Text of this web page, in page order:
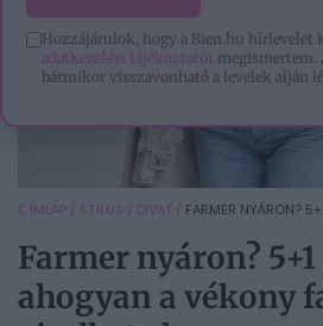
CÍMLAP / STÍLUS / DIVAT / FARMER NYÁRON?
Farmer nyáron?
ahogyan a vékony
Hozzájárulok, hogy a Bien.hu hírlevelet
adatkezelési tájékoztatót megismertem.
bármikor visszavonható a levelek alján